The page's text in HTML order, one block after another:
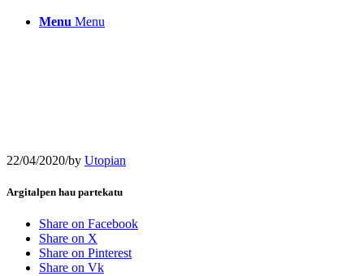
Menu Menu
22/04/2020/by Utopian
Argitalpen hau partekatu
Share on Facebook
Share on X
Share on Pinterest
Share on Vk